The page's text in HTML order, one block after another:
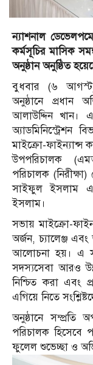
ন্যাশনাল
কর্মসূচির মাসিক
অনুষ্ঠান অনুষ্ঠিত
বুধবার (৬ আগস্ট)
অনুষ্ঠানে প্রধান
আলাউদ্দিন খান।
মাইক্রো-ফাইন্যান্স
উপপরিচালক
পরিচালক
সাইফুল ইসলাম
ইসলাম।
সভায় মাইক্রো-
অর্জন, চ্যালেঞ্জ এবং
আলোচনা হয়। এ
সদস্যসেবা আরও
নিশ্চিত করা এবং
এগিয়ে নিতে
অনুষ্ঠানে সম্প্রতি
পরিচালক হিসেবে
ফুলেল শুভেচ্ছা ও